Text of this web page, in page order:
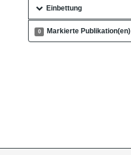
Einbettung
0 Markierte Publikation(en)